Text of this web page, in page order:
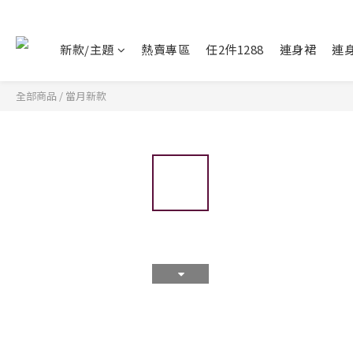
新款/主題 熱賣專區 任2件1288 連身裙 連
全部商品 / 當月新款